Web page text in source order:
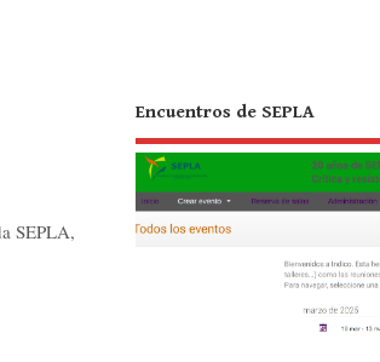
SEPLA,
Encuentros de SEPLA